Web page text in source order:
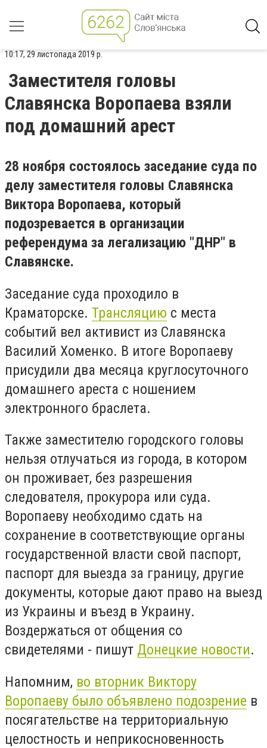
10:17, 29 листопада 2019 р.
Заместителя головы
Славянска Воропаева взяли
под домашний арест
28 ноября состоялось заседание суда по
делу заместителя головы Славянска
Виктора Воропаева, который
подозревается в организации
референдума за легализацию "ДНР" в
Славянске.
Заседание суда проходило в
Краматорске. Трансляцию с места
событий вел активист из Славянска
Василий Хоменко. В итоге Воропаеву
присудили два месяца круглосуточного
домашнего ареста с ношением
электронного браслета.
Также заместителю городского головы
нельзя отлучаться из города, в котором
он проживает, без разрешения
следователя, прокурора или суда.
Воропаеву необходимо сдать на
сохранение в соответствующие органы
государственной власти свой паспорт,
паспорт для выезда за границу, другие
документы, которые дают право на выезд
из Украины и въезд в Украину.
Воздержаться от общения со
свидетелями - пишут Донецкие новости.
Напомним, во вторник Виктору
Воропаеву было объявлено подозрение в
посягательстве на территориальную
целостность и неприкосновенность